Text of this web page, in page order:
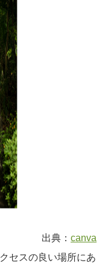
出典：canva
セスの良い場所にあ